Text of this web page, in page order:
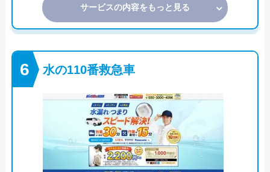
サービスの内容をもっと見る
水の110番救急車